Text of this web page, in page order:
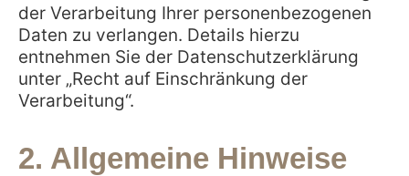
der Verarbeitung Ihrer personenbezogenen
Daten zu verlangen. Details hierzu
entnehmen Sie der Datenschutzerklärung
unter „Recht auf Einschränkung der
Verarbeitung“.
2. Allgemeine Hinweise